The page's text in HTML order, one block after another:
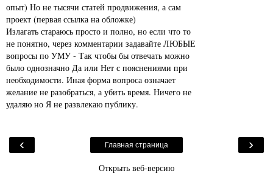
опыт) Но не тысячи статей продвижения, а сам
проект (первая ссылка на обложке)
Излагать стараюсь просто и полно, но если что то
не понятно, через комментарии задавайте ЛЮБЫЕ
вопросы по УМУ - Так чтобы бы отвечать можно
было однозначно Да или Нет с пояснениями при
необходимости. Иная форма вопроса означает
желание не разобраться, а убить время. Ничего не
удаляю но Я не развлекаю публику.
‹ ›
Главная страница
Открыть веб-версию